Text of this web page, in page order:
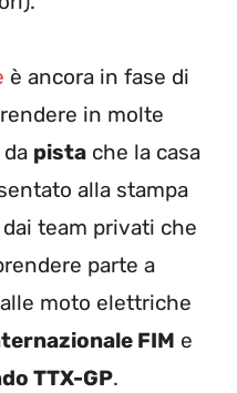
è ancora in fase di
in molte
pista che la casa
alla stampa
team privati che
parte a
moto elettriche
FIM e
TTX-GP.